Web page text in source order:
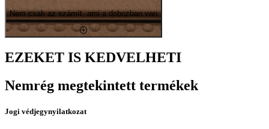
Nem csak az számít, ami a dobozban van
EZEKET IS KEDVELHETI
Nemrég megtekintett termékek
Jogi védjegynyilatkozat